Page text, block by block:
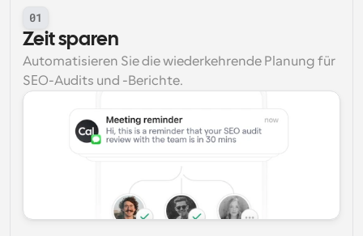
01
Zeit sparen
Automatisieren Sie die wiederkehrende Planung für
SEO-Audits und -Berichte.